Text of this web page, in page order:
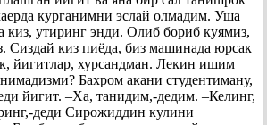
курганимни эслай олмадим. Уша
киз, утиринг энди. Олиб бориб куямиз,
Сиздай киз пиёда, биз машинада юрсак
йигитлар, хурсандман. Лекин ишим
Бахром акани студентиману,
йигит. –Ха, танидим,-дедим. –Келинг,
деди Сирожиддин кулини